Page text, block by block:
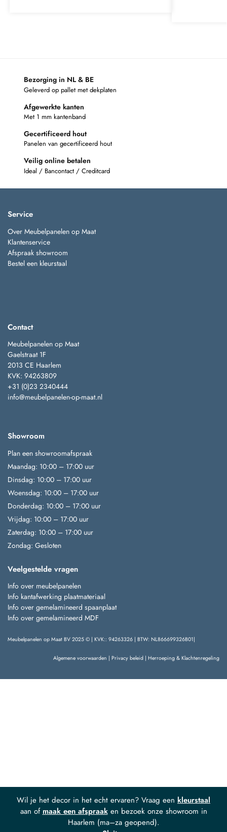
Wil je het decor in het echt ervaren? Vraag een kleurstaal
aan of maak een afspraaken bezoek onze showroom in
Haarlem (ma–za geopend).
Bezorging in NL & BE
Geleverd op pallet met dekplaten
Afgewerkte kanten
Met 1 mm kantenband
Gecertificeerd hout
Panelen van gecertificeerd hout
Veilig online betalen
Ideal / Bancontact / Creditcard
Service
Over Meubelpanelen op Maat
Klantenservice
Afspraak showroom
Bestel een kleurstaal
Contact
Meubelpanelen op Maat
Gaelstraat 1F
2013 CE Haarlem
KVK: 94263809
+31 (0)23 2340444
info@meubelpanelen-op-maat.nl
Showroom
Plan een showroomafspraak
Maandag: 10:00 – 17:00 uur
Dinsdag: 10:00 – 17:00 uur
Woensdag: 10:00 – 17:00 uur
Donderdag: 10:00 – 17:00 uur
Vrijdag: 10:00 – 17:00 uur
Zaterdag: 10:00 – 17:00 uur
Zondag: Gesloten
Veelgestelde vragen
Info over meubelpanelen
Info kantafwerking plaatmateriaal
Info over gemelamineerd spaanplaat
Info over gemelamineerd MDF
Meubelpanelen op Maat BV 2025 © | KVK:: 94263326 | BTW: NL866699326B01|
Algemene voorwaarden | Privacy beleid | Herroeping & Klachtenregeling